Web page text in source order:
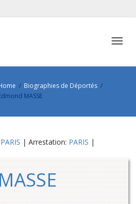
Biographies de Déportés
MASSE
PARIS | Arrestation: PARIS |